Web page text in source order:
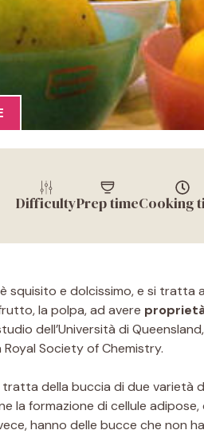
DifficultyPrep timeCooking
è squisito e dolcissimo, e si tratta
la polpa, ad avere
dell’Università di
Royal Society of Chemistry.
della buccia di due varietà
la formazione di cellule
hanno delle bucce che non